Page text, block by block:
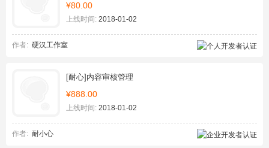
¥80.00
上线时间: 2018-01-02
作者: 硬汉工作室
[耐心]内容审核管理
¥888.00
上线时间: 2018-01-02
作者: 耐小心